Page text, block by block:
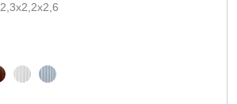
2,3х2,2х2,6